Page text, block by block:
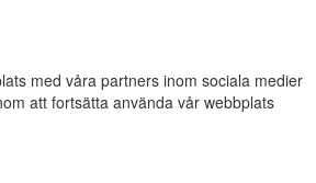
med våra partners inom sociala medier
att fortsätta använda vår webbplats